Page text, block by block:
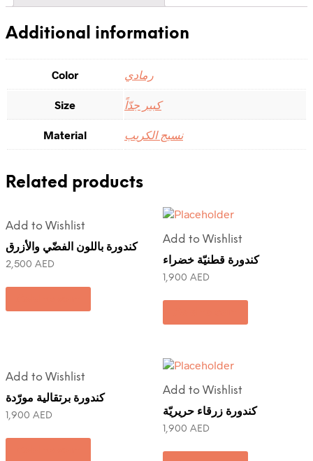
Additional information
Color رمادي
Size كبير جدّاً
Material نسيج الكريب
Related products
Add to Wishlist
كندورة باللون الفضّي والأزرق
2,500 AED
Add to Wishlist
كندورة قطنيّة خضراء
1,900 AED
Add to Wishlist
كندورة برتقالية مورّدة
1,900 AED
Add to Wishlist
كندورة زرقاء حريريّة
1,900 AED